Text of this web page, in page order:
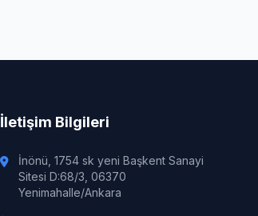
İletişim Bilgileri
İnönü, 1754 sk yeni Başkent Sanayi
Sitesi D:68/3, 06370
Yenimahalle/Ankara